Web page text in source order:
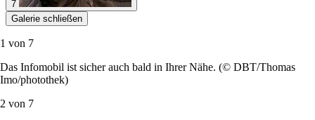
7
Galerie schließen
1 von 7
Das Infomobil ist sicher auch bald in Ihrer Nähe. (© DBT/Thomas
Imo/photothek)
2 von 7